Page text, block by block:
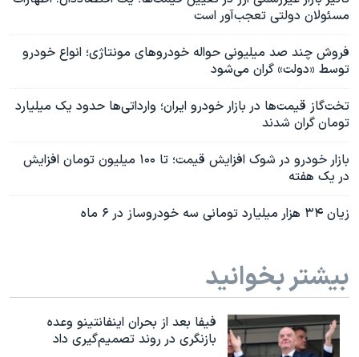
مسئولان دولتی تعجب‌آور است
فروش چند صد میلیونی حواله خودروهای مونتاژی؛ انواع خودرو
توسط «دولت» گران می‌شود
تخت‌گاز قیمت‌ها در بازار خودرو ایران؛ وارداتی‌ها حدود یک میلیارد
تومان گران شدند
بازار خودرو در شوک افزایش قیمت؛ تا ۱۰۰ میلیون تومان افزایش
در یک هفته
زیان ۳۴ هزار میلیارد تومانی سه خودروساز در ۶ ماه
بیشتر بخوانید
فیفا بعد از بحران اینفانتینو وعده
بازنگری در روند تصمیم‌گیری داد